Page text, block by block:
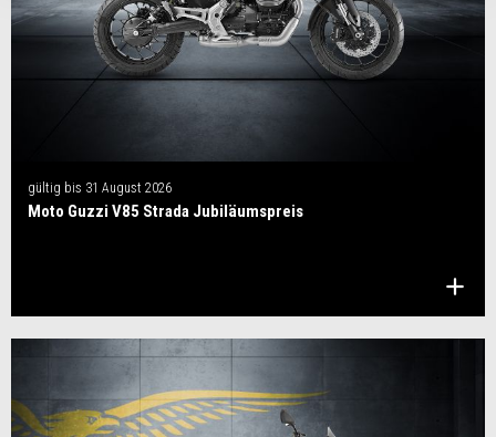
gültig bis 31 August 2026
Moto Guzzi V85 Strada Jubiläumspreis